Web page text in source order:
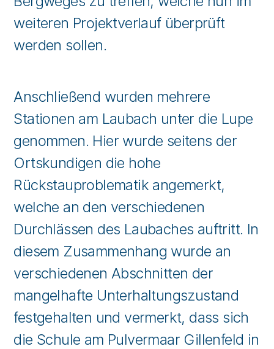
weiteren Projektverlauf überprüft
werden sollen.
Anschließend wurden mehrere
Stationen am Laubach unter die Lupe
genommen. Hier wurde seitens der
Ortskundigen die hohe
Rückstauproblematik angemerkt,
welche an den verschiedenen
Durchlässen des Laubaches auftritt. In
diesem Zusammenhang wurde an
verschiedenen Abschnitten der
mangelhafte Unterhaltungszustand
festgehalten und vermerkt, dass sich
die Schule am Pulvermaar Gillenfeld in